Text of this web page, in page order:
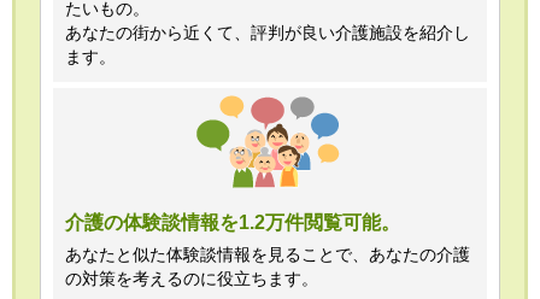
たいもの。
あなたの街から近くて、評判が良い介護施設を紹介し
ます。
介護の体験談情報を1.2万件閲覧可能。
あなたと似た体験談情報を見ることで、あなたの介護
の対策を考えるのに役立ちます。